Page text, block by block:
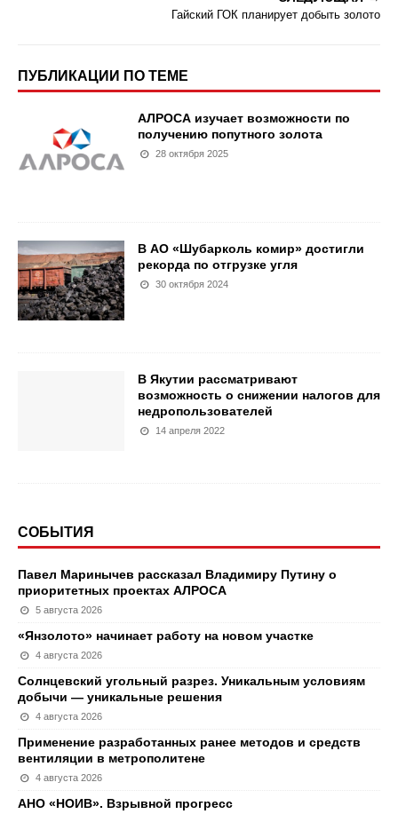
Гайский ГОК планирует добыть золото
ПУБЛИКАЦИИ ПО ТЕМЕ
АЛРОСА изучает возможности по
получению попутного золота
28 октября 2025
В АО «Шубарколь комир» достигли
рекорда по отгрузке угля
30 октября 2024
В Якутии рассматривают
возможность о снижении налогов для
недропользователей
14 апреля 2022
СОБЫТИЯ
Павел Маринычев рассказал Владимиру Путину о
приоритетных проектах АЛРОСА
5 августа 2026
«Янзолото» начинает работу на новом участке
4 августа 2026
Солнцевский угольный разрез. Уникальным условиям
добычи — уникальные решения
4 августа 2026
Применение разработанных ранее методов и средств
вентиляции в метрополитене
4 августа 2026
АНО «НОИВ». Взрывной прогресс